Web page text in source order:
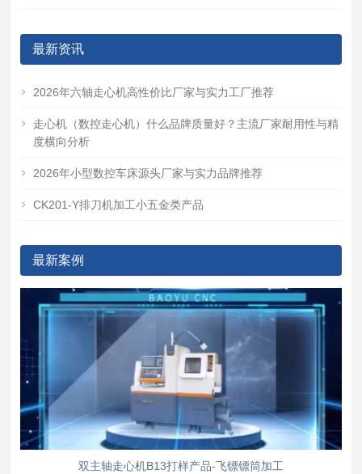
最新资讯
2026年六轴走心机高性价比厂家与实力工厂推荐
走心机（数控走心机）什么品牌质量好？主流厂家耐用性与精
度横向分析
2026年小型数控车床源头厂家与实力品牌推荐
CK201-Y排刀机加工小五金类产品
最新案例
双主轴走心机B13打样产品-飞镖镖筒加工